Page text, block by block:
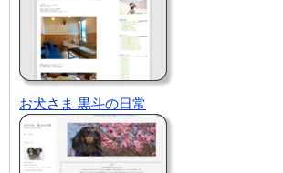
お犬さま 黒斗の日常